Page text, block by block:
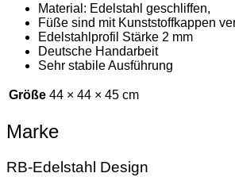
Material: Edelstahl geschliffen,
Füße sind mit Kunststoffkappen
Edelstahlprofil Stärke 2 mm
Deutsche Handarbeit
Sehr stabile Ausführung
Größe 44 × 44 × 45 cm
Marke
RB-Edelstahl Design